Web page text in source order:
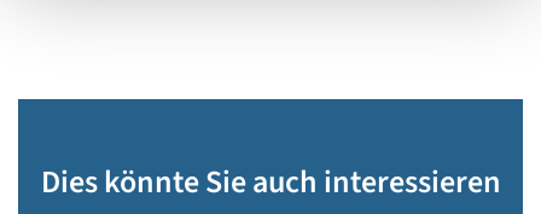
Dies könnte Sie auch interessieren